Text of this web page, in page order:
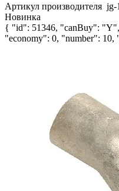
Артикул производителя jg-
Новинка
{ "id": 51346, "canBuy":
"economy": 0, "number":